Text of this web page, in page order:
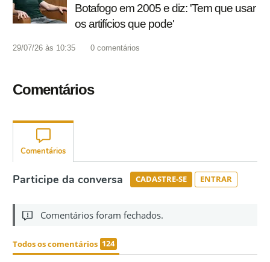
Botafogo em 2005 e diz: 'Tem que usar
os artifícios que pode'
29/07/26 às 10:35 0 comentários
Comentários